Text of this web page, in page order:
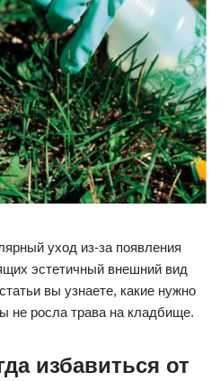
уход из-за появления
эстетичный внешний вид
вы узнаете, какие нужно
не росла трава на кладбище.
избавиться от